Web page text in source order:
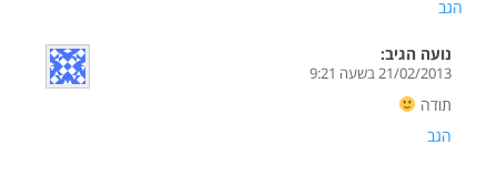
הגב
נועה הגיב:
21/02/2013 בשעה 9:21
תודה
הגב